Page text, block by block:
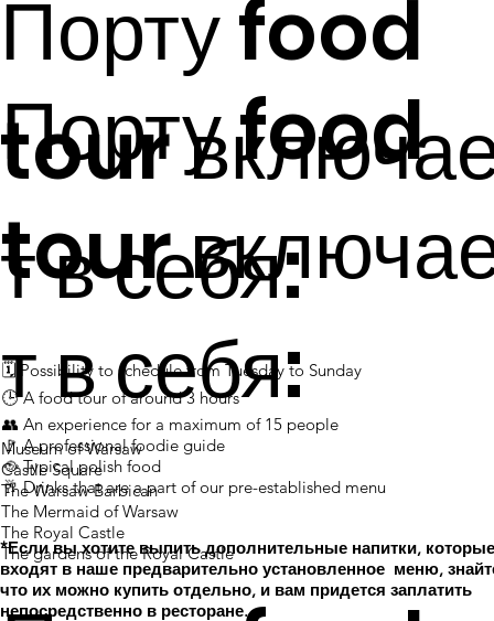
Порту food
tour
т в себя:
🗓 Possibility to schedule from Tuesday to Sunday
​​​​​​​​​​​​​​​​​​​​​​🕒 A food tour of around 3 hours
​​​​​​​​​​​​​​​​​​​​​​👥 An experience for a maximum of 15 people
​​​​​​​​​​​​​​​​​​​​​​​​🚩 A professional foodie guide
​​​​​​​​​​​​​​​​​​🥘 Typical polish food
​​​​​​​​​​​​🥂 Drinks that are a part of our pre-established menu
*Если вы хотите выпить дополнительные напитки,
входят в наше предварительно установленное меню,
что их можно купить отдельно, и вам придется заплатить
непосредственно в ресторане. .
Порту food
tour
т в себя:
Museum of Warsaw
Castle Square
The Warsaw Barbican
The Mermaid of Warsaw
The Royal Castle
The gardens of the Royal Castle​​​​​​​​​​​​​​​​​​​​​​